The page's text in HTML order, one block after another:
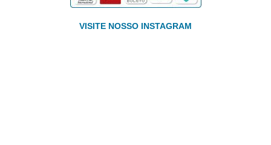
VISITE NOSSO INSTAGRAM